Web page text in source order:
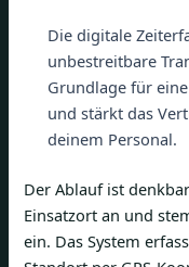
Die digitale
unbestreitbare
Grundlage für
und stärkt das
deinem Personal.
Der Ablauf ist
Einsatzort an und
ein. Das System